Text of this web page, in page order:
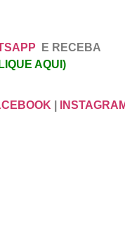
E RECEBA
AQUI)